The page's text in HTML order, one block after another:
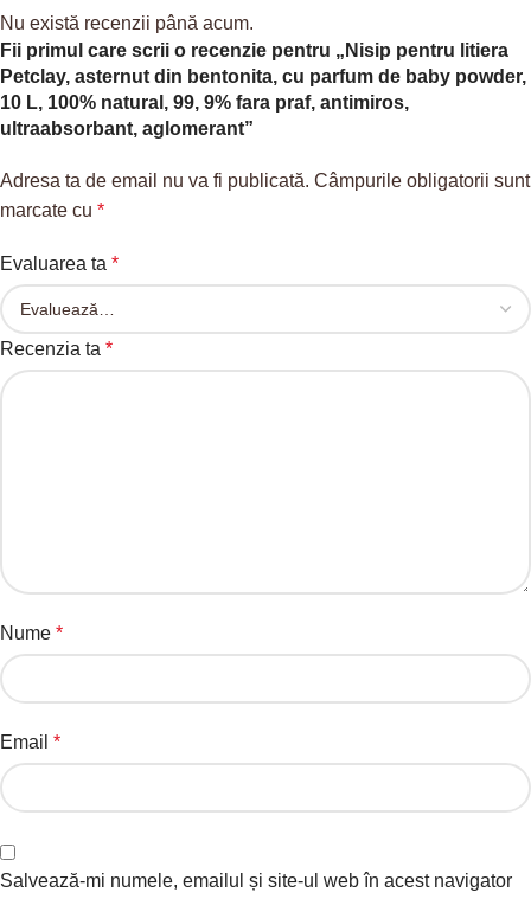
Nu există recenzii până acum.
Fii primul care scrii o recenzie pentru „Nisip pentru litiera
Petclay, asternut din bentonita, cu parfum de baby powder,
10 L, 100% natural, 99, 9% fara praf, antimiros,
ultraabsorbant, aglomerant”
Adresa ta de email nu va fi publicată. Câmpurile obligatorii sunt
marcate cu *
Evaluarea ta *
Recenzia ta *
Nume *
Email *
Salvează-mi numele, emailul și site-ul web în acest navigator